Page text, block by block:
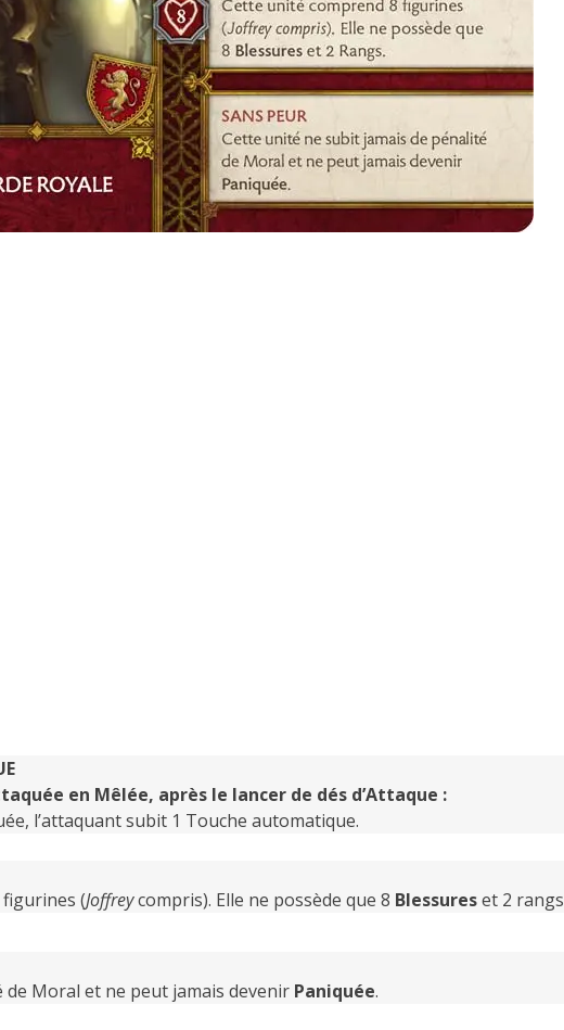
en Mêlée, après le lancer de dés d’Attaque :
l’attaquant subit 1 Touche automatique.
(Joffreycompris). Elle ne possède que 8 Blessureset 2
Moral et ne peut jamais devenir Paniquée.